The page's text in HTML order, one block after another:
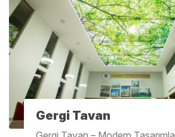
Gergi Tavan